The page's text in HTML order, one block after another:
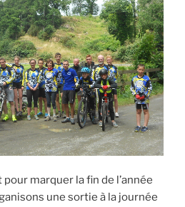
marquer la fin de l’année
une sortie à la journée